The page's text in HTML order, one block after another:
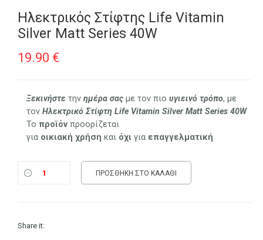
Ηλεκτρικός Στίφτης Life Vitamin
Silver Matt Series 40W
19.90 €
Ξεκινήστετηνημέρα σας με τον πιο υγιεινό τρόπο, με
τονΗλεκτρικό ΣτίφτηLife Vitamin Silver Matt Series 40W
Το προϊόν προορίζεται
για οικιακή χρήση και όχι για επαγγελματική
ΠΡΟΣΘΉΚΗ ΣΤΟ ΚΑΛΆΘΙ
Share it: